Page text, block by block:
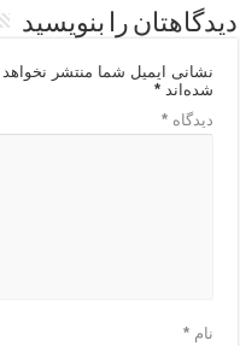
دیدگاهتان را بنویسید
نشانی ایمیل شما منتشر
شده‌اند*
دیدگاه*
نام*